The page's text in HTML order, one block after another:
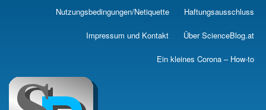
Skip
main
Nutzungsbedingungen/Netiquette Haftungsausschluss
Impressum und Kontakt Über ScienceBlog.at
Ein kleines Corona – How-to